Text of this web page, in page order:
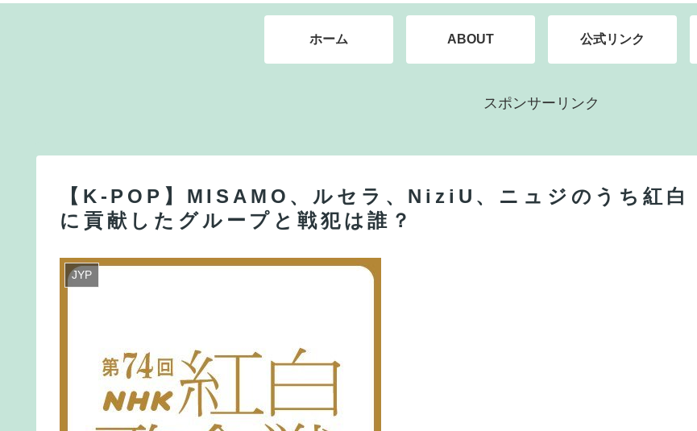
ホーム ABOUT 公式リンク
スポンサーリンク
【K-POP】MISAMO、ルセラ、NiziU、ニュジのうち紅白
に貢献したグループと戦犯は誰？
JYP